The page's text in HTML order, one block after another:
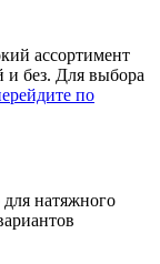
ассортимент
и без. Для выбора
по
натяжного